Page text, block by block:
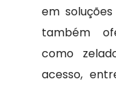
em
também
como
acesso,